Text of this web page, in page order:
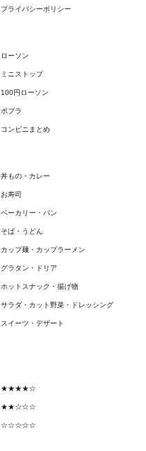
プライバシーポリシー
ローソン
ミニストップ
100円ローソン
ポプラ
コンビニまとめ
丼もの・カレー
お寿司
ベーカリー・パン
そば・うどん
カップ麺・カップラーメン
グラタン・ドリア
ホットスナック・揚げ物
サラダ・カット野菜・ドレッシング
スイーツ・デザート
★★★★☆
★★☆☆☆
☆☆☆☆☆